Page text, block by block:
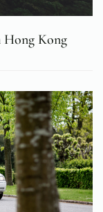
Hong Kong